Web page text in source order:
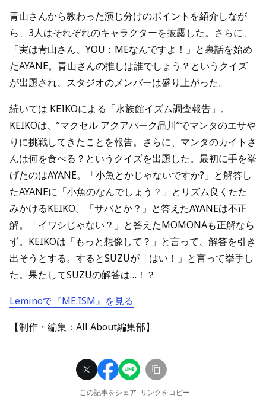
青山さんから教わった演じ分けのポイントを紹介しなが
ら、3人はそれぞれのキャラクターを披露した。さらに、
「実は青山さん、YOU：MEなんですよ！」と裏話を始め
たAYANE。青山さんの推しは誰でしょう？というクイズ
が出題され、スタジオのメンバーは盛り上がった。
続いては KEIKOによる「水族館イズム調査報告」。
KEIKOは、”マクセル アクアパーク品川”でマンタのエサや
りに挑戦してきたことを報告。さらに、マンタのカイトさ
んは何を食べる？というクイズを出題した。最初に手を挙
げたのはAYANE。「小魚とかじゃないですか?」と解答し
たAYANEに「小魚のなんでしょう？」とリズム良くたた
みかけるKEIKO。「サバとか？」と答えたAYANEは不正
解。「イワシじゃない？」と答えたMOMONAも正解なら
ず。KEIKOは「もっと想像して？」と言って、解答を引き
出そうとする。するとSUZUが「はい！」と言って挙手し
た。果たしてSUZUの解答は…！？
Leminoで『ME:ISM』を見る
【制作・編集：All About編集部】
この記事をシェア リンクをコピー